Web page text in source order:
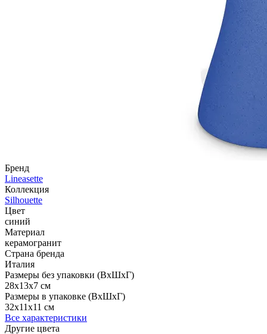
Бренд
Lineasette
Коллекция
Silhouette
Цвет
синий
Материал
керамогранит
Страна бренда
Италия
Размеры без упаковки (ВхШхГ)
28x13x7 см
Размеры в упаковке (ВхШхГ)
32x11x11 см
Все характеристики
Другие цвета